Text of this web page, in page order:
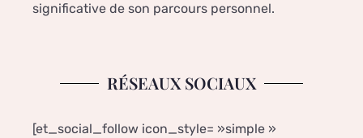
significative de son parcours personnel.
RÉSEAUX SOCIAUX
[et_social_follow icon_style= »simple »